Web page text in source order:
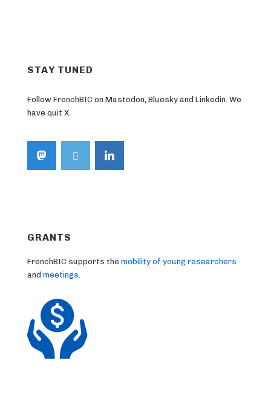
STAY TUNED
Follow FrenchBIC on Mastodon, Bluesky and Linkedin. We
have quit X.
GRANTS
FrenchBIC supports the mobility of young researchers
and meetings.